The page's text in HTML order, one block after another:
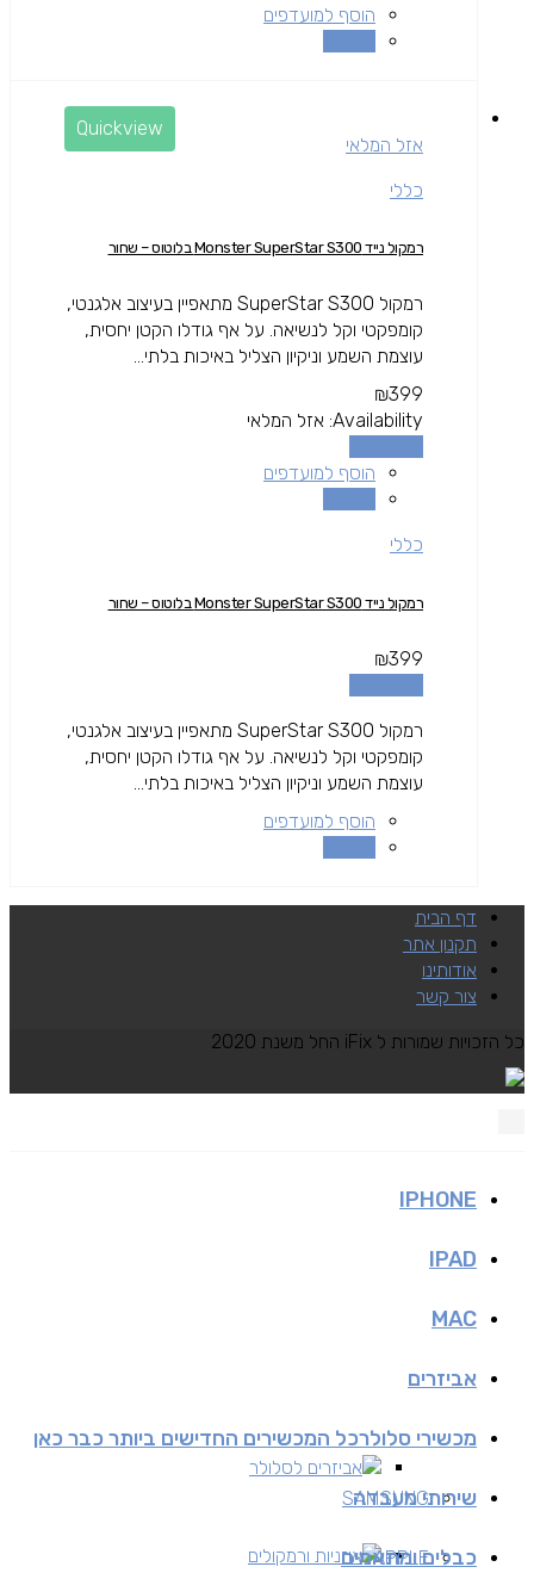
הוסף למועדפים
Quickview
אזל המלאי
כללי
רמקול נייד Monster SuperStar S300 בלוטוס – שחור
רמקול SuperStar S300 מתאפיין בעיצוב אלגנטי,
קומפקטי וקל לנשיאה. על אף גודלו הקטן יחסית,
עוצמת השמע וניקיון הצליל באיכות בלתי...
₪399
Availability: אזל המלאי
הוסף למועדפים
כללי
רמקול נייד Monster SuperStar S300 בלוטוס – שחור
₪399
רמקול SuperStar S300 מתאפיין בעיצוב אלגנטי,
קומפקטי וקל לנשיאה. על אף גודלו הקטן יחסית,
עוצמת השמע וניקיון הצליל באיכות בלתי...
הוסף למועדפים
דף הבית
תקנון אתר
אודותינו
צור קשר
כל הזכויות שמורות ל iFix החל משנת 2020
IPHONE
IPAD
MAC
אביזרים
אביזרים לסלולר
אוזניות ורמקולים
מכשירי סלולרכל המכשירים החדישים ביותר כבר כאן
SAMSUNG
APPLE
שירותי מעבדה
כבלים ומתאמים